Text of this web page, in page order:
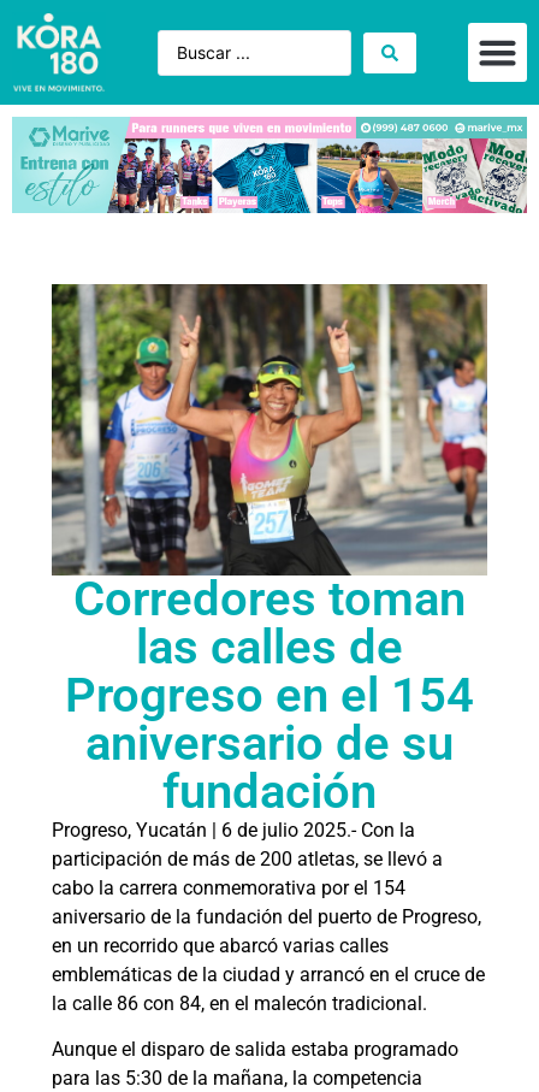
Corredores toman
las calles de
Progreso en el 154
aniversario de su
fundación
Progreso, Yucatán | 6 de julio 2025.- Con la
participación de más de 200 atletas, se llevó a
cabo la carrera conmemorativa por el 154
aniversario de la fundación del puerto de Progreso,
en un recorrido que abarcó varias calles
emblemáticas de la ciudad y arrancó en el cruce de
la calle 86 con 84, en el malecón tradicional.
Aunque el disparo de salida estaba programado
para las 5:30 de la mañana, la competencia